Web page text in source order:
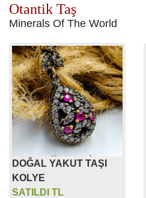
Otantik Taş
Minerals Of The World
DOĞAL YAKUT TAŞI
KOLYE
SATILDI TL